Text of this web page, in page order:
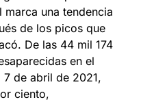
una tendencia
de los picos que
De las 44 mil 174
en el
de abril de 2021,
ciento,